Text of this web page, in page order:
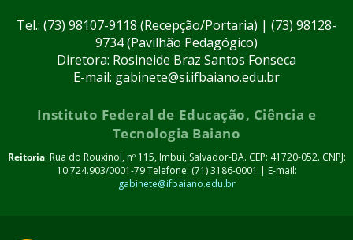
Tel.: (73) 98107-9118 (Recepção/Portaria) | (73) 98128-
9734 (Pavilhão Pedagógico)
Diretora: Rosineide Braz Santos Fonseca
E-mail: gabinete@si.ifbaiano.edu.br
Instituto Federal de Educação, Ciência e
Tecnologia Baiano
Reitoria: Rua do Rouxinol, nº 115, Imbuí, Salvador-BA. CEP: 41720-052. CNPJ:
10.724.903/0001-79 Telefone: (71) 3186-0001 | E-mail:
gabinete@ifbaiano.edu.br